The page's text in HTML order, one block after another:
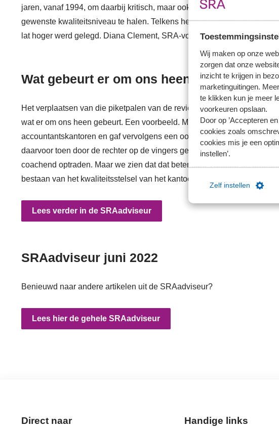
Wij maken op onze
zorgen dat onze
inzicht te krijgen in
marketinguitingen.
te klikken kun je meer
voorkeuren opslaan.
Door op ’Accepteren
cookies zoals
cookies mis je een
instellen’.
Zelf instellen
jaren, vanaf 1994, om daarbij kritisch, maar ook vooral coachend op te
gewenste kwaliteitsniveau te halen. Telkens heeft de commissie de
lat hoger werd gelegd. Diana Clement, SRA-voorzitter, en Dick Meester
Wat gebeurt er om ons heen?
Het verplaatsen van die piketpalen van de review is een normering die
wat er om ons heen gebeurt. Een voorbeeld. Meester: ''De AFM toetste
accountantskantoren en gaf vervolgens een oordeel over het totale
daarvoor toen door de rechter op de vingers getikt. Wij deden in feite
coachend optraden. Maar we zien dat dat beter kan. Vandaar de
bestaan van het kwaliteitsstelsel van het kantoor als geheel toetsen.''
Lees verder in de SRAadviseur
SRAadviseur juni 2022
Benieuwd naar andere artikelen uit de SRAadviseur?
Lees hier de gehele SRAadviseur
Direct naar Handige links